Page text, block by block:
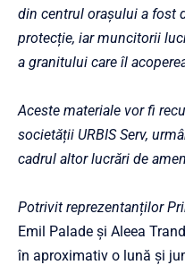
din centrul orașului a fost
protecție, iar muncitorii
a granitului care îl
Aceste materiale vor fi
societății URBIS Serv,
cadrul altor lucrări de
Potrivit reprezentanților
Emil Palade și Aleea
în aproximativ o lună și